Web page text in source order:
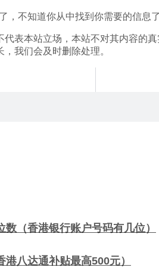
不知道你从中找到你需要的信息
表本站立场，本站不对其内容的
我们会及时删除处理。
（香港银行账户号码有几位）
八达通补贴最高500元）